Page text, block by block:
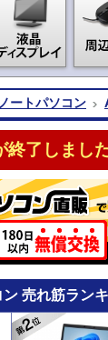
ートパソコン
了しまし
ン 売れ筋ラン